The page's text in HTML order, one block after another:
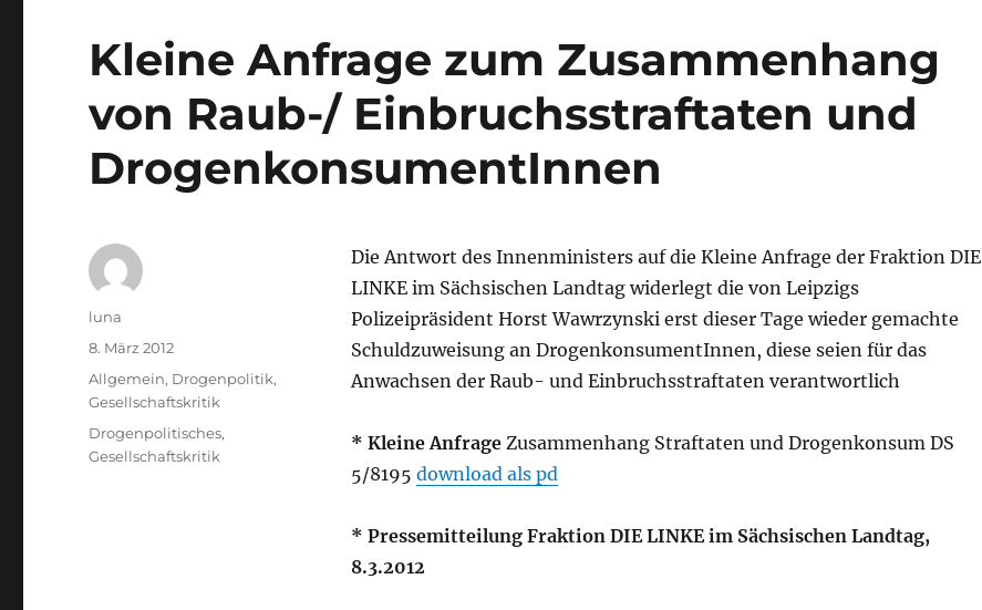
Kleine Anfrage zum Zusammenhang
von Raub-/ Einbruchsstraftaten und
DrogenkonsumentInnen
Die Antwort des Innenministers auf die Kleine Anfrage der Fraktion DIE
LINKE im Sächsischen Landtag widerlegt die von Leipzigs
Polizeipräsident Horst Wawrzynski erst dieser Tage wieder gemachte
Schuldzuweisung an DrogenkonsumentInnen, diese seien für das
Anwachsen der Raub- und Einbruchsstraftaten verantwortlich
* Kleine AnfrageZusammenhang Straftaten und Drogenkonsum DS
5/8195 download als pd
* Pressemitteilung Fraktion DIE LINKE im Sächsischen Landtag,
8.3.2012
Autor
luna
Veröffentlicht
am
8. März 2012
Kategorien
Allgemein, Drogenpolitik,
Gesellschaftskritik
Schlagwörter
Drogenpolitisches,
Gesellschaftskritik